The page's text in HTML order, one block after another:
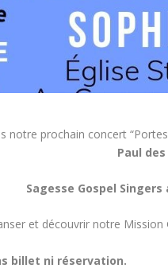
notre prochain concert
Paul
Sagesse Gospel
et découvrir notre Mission
billet ni réservation.